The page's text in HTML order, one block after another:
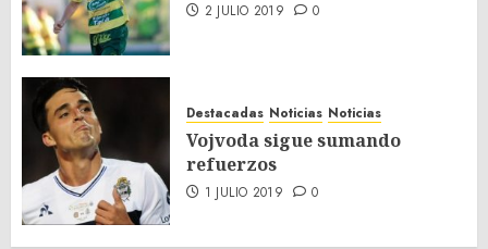
2 JULIO 2019 0
Destacadas Noticias Noticias
Vojvoda sigue sumando
refuerzos
1 JULIO 2019 0